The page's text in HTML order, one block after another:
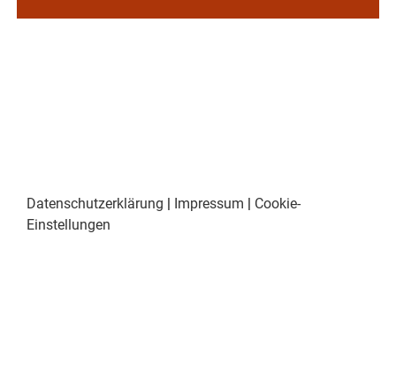
Datenschutzerklärung | Impressum | Cookie-
Einstellungen